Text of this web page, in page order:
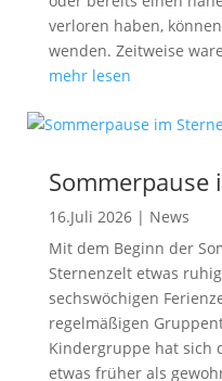
verloren haben,
wenden. Zeitweise
mehr lesen
Sommerpause
16.Juli 2026| News
Mit dem Beginn der
Sternenzelt etwas
sechswöchigen
regelmäßigen
Kindergruppe hat sich
etwas früher als